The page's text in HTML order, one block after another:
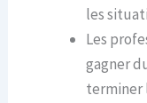
les
Les
gagner
terminer